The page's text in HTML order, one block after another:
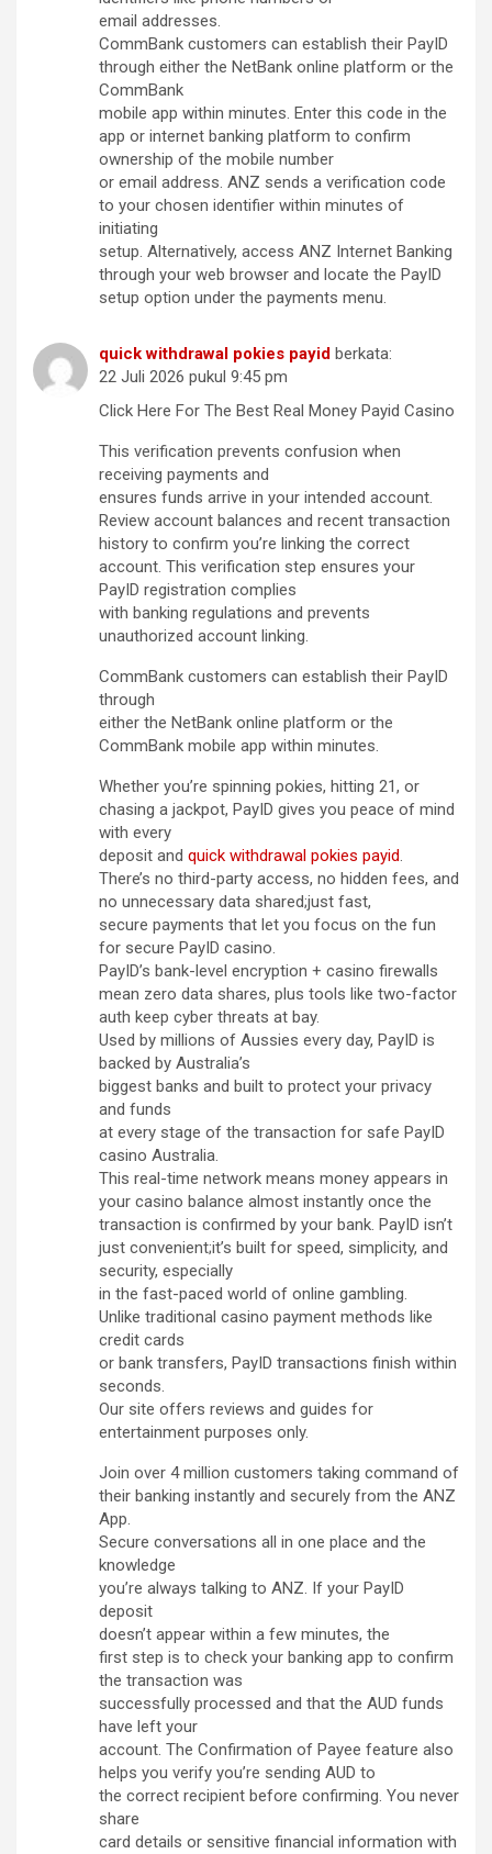
email addresses.
CommBank customers can establish their PayID
through either the NetBank online platform or the
CommBank
mobile app within minutes. Enter this code in the
app or internet banking platform to confirm
ownership of the mobile number
or email address. ANZ sends a verification code
to your chosen identifier within minutes of
initiating
setup. Alternatively, access ANZ Internet Banking
through your web browser and locate the PayID
setup option under the payments menu.
quick withdrawal pokies payid berkata:
22 Juli 2026 pukul 9:45 pm
Click Here For The Best Real Money Payid Casino
This verification prevents confusion when
receiving payments and
ensures funds arrive in your intended account.
Review account balances and recent transaction
history to confirm you’re linking the correct
account. This verification step ensures your
PayID registration complies
with banking regulations and prevents
unauthorized account linking.
CommBank customers can establish their PayID
through
either the NetBank online platform or the
CommBank mobile app within minutes.
Whether you’re spinning pokies, hitting 21, or
chasing a jackpot, PayID gives you peace of mind
with every
deposit and quick withdrawal pokies payid.
There’s no third-party access, no hidden fees, and
no unnecessary data shared;just fast,
secure payments that let you focus on the fun
for secure PayID casino.
PayID’s bank-level encryption + casino firewalls
mean zero data shares, plus tools like two-factor
auth keep cyber threats at bay.
Used by millions of Aussies every day, PayID is
backed by Australia’s
biggest banks and built to protect your privacy
and funds
at every stage of the transaction for safe PayID
casino Australia.
This real-time network means money appears in
your casino balance almost instantly once the
transaction is confirmed by your bank. PayID isn’t
just convenient;it’s built for speed, simplicity, and
security, especially
in the fast-paced world of online gambling.
Unlike traditional casino payment methods like
credit cards
or bank transfers, PayID transactions finish within
seconds.
Our site offers reviews and guides for
entertainment purposes only.
Join over 4 million customers taking command of
their banking instantly and securely from the ANZ
App.
Secure conversations all in one place and the
knowledge
you’re always talking to ANZ. If your PayID
deposit
doesn’t appear within a few minutes, the
first step is to check your banking app to confirm
the transaction was
successfully processed and that the AUD funds
have left your
account. The Confirmation of Payee feature also
helps you verify you’re sending AUD to
the correct recipient before confirming. You never
share
card details or sensitive financial information with